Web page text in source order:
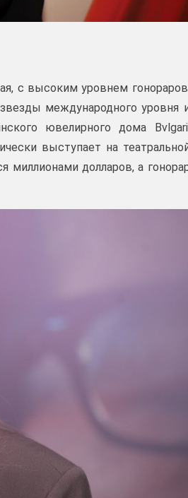
с высоким уровнем
международного уровня
ювелирного дома
выступает на
миллионами долларов, а